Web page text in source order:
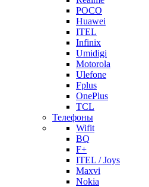
POCO
Huawei
ITEL
Infinix
Umidigi
Motorola
Ulefone
Fplus
OnePlus
TCL
Телефоны
Wifit
BQ
F+
ITEL / Joys
Maxvi
Nokia